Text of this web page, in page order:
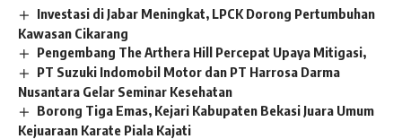
Investasi di Jabar Meningkat, LPCK Dorong Pertumbuhan
Kawasan Cikarang
Pengembang The Arthera Hill Percepat Upaya Mitigasi,
PT Suzuki Indomobil Motor dan PT Harrosa Darma
Nusantara Gelar Seminar Kesehatan
Borong Tiga Emas, Kejari Kabupaten Bekasi Juara Umum
Kejuaraan Karate Piala Kajati